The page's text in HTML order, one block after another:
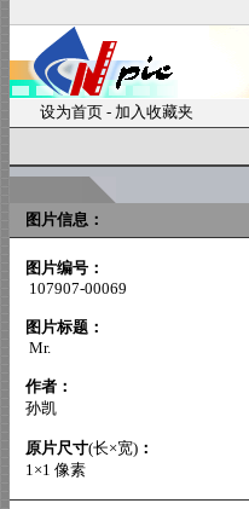
设为首页 - 加入收藏夹
图片信息：
图片编号：
107907-00069
图片标题：
Mr.
作者：
孙凯
原片尺寸(长×宽) ：
1×1 像素